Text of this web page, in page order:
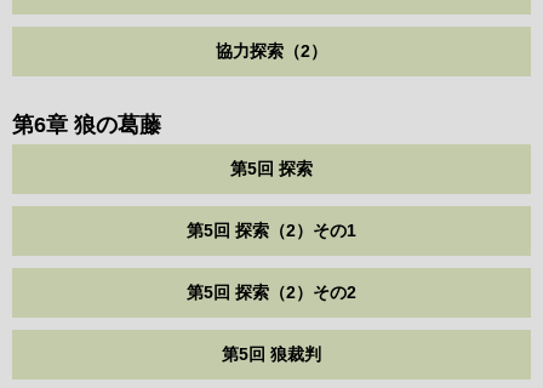
協力探索（2）
第6章 狼の葛藤
第5回 探索
第5回 探索（2）その1
第5回 探索（2）その2
第5回 狼裁判